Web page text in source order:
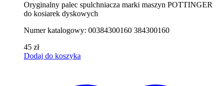
Oryginalny palec spulchniacza marki maszyn POTTINGER
do kosiarek dyskowych
Numer katalogowy: 00384300160 384300160
45 zł
Dodaj do koszyka